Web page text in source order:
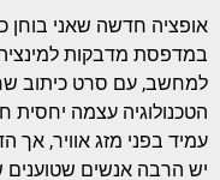
אופציה חדשה שאני
הטכנולוגיה עצמה
עמיד בפני מזג אוויר,
יש הרבה אנשים שטוענים